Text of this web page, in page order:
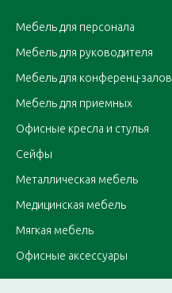
Мебель для персонала
Мебель для руководителя
Мебель для конференц-залов
Мебель для приемных
Офисные кресла и стулья
Сейфы
Металлическая мебель
Медицинская мебель
Мягкая мебель
Офисные аксессуары